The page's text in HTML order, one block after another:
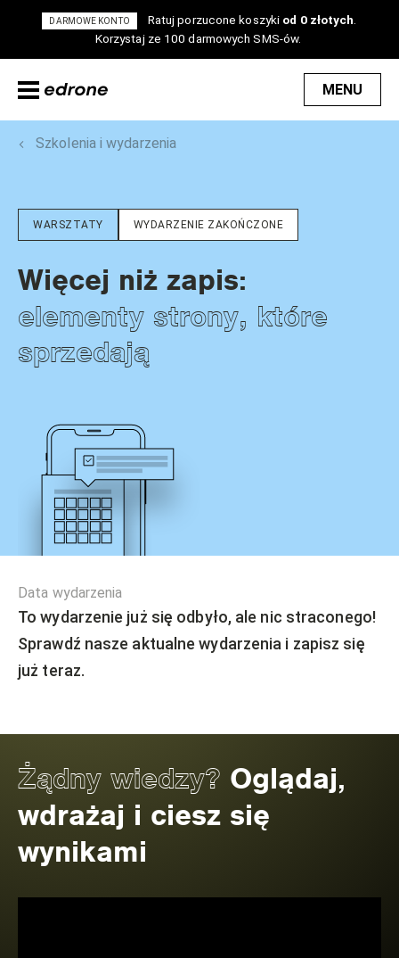
DARMOWE KONTO Ratuj porzucone koszyki od 0 złotych
Korzystaj ze 100 darmowych SMS-ów.
MENU
Szkolenia i wydarzenia
WARSZTATY WYDARZENIE ZAKOŃCZONE
Więcej niż zapis:
elementy strony, które
sprzedają
Data wydarzenia
To wydarzenie już się odbyło, ale nic straconego!
Sprawdź nasze aktualne wydarzenia i zapisz się
już teraz.
Żądny wiedzy? Oglądaj,
wdrażaj i ciesz się
wynikami